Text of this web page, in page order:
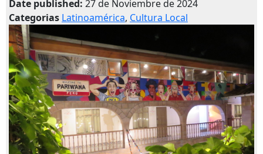
Date published: 27 de Noviembre de 2024
Categorias Latinoamérica, Cultura Local